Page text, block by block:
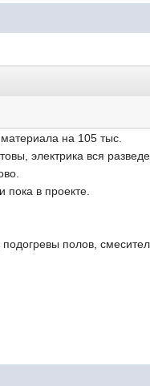
на 105 тыс.
электрика вся
в проекте.
полов,